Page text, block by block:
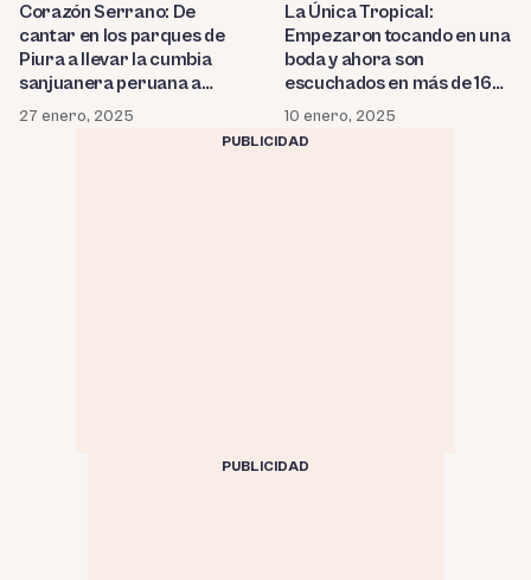
Corazón Serrano: De
cantar en los parques de
Piura a llevar la cumbia
sanjuanera peruana a
Europa y EE.UU.
27 enero, 2025
La Única Tropical:
Empezaron tocando en una
boda y ahora son
escuchados en más de 160
países
10 enero, 2025
PUBLICIDAD
PUBLICIDAD